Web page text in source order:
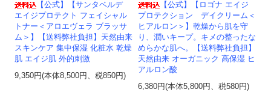
【公式】【サンタベルデ
エイジプロテクト フェイシャル
トナー＜アロエヴェラ ブラッサ
ム＞】【送料弊社負担】天然由来
スキンケア 集中保湿 化粧水 乾燥
肌 エイジ肌 外的刺激
9,350円(本体8,500円、税850円)
【公式】【ロゴナ エイジ
プロテクション デイクリーム＜
ヒアルロン＞】乾燥から肌を守
り、潤いキープ。キメの整ったな
めらかな肌へ。【送料弊社負担】
天然由来 オーガニック 高保湿 ヒ
アルロン酸
6,380円(本体5,800円、税580円)